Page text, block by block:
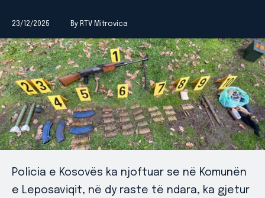
23/12/2025 By RTV Mitrovica
Policia e Kosovës ka njoftuar se në Komunën
e Leposaviqit, në dy raste të ndara, ka gjetur